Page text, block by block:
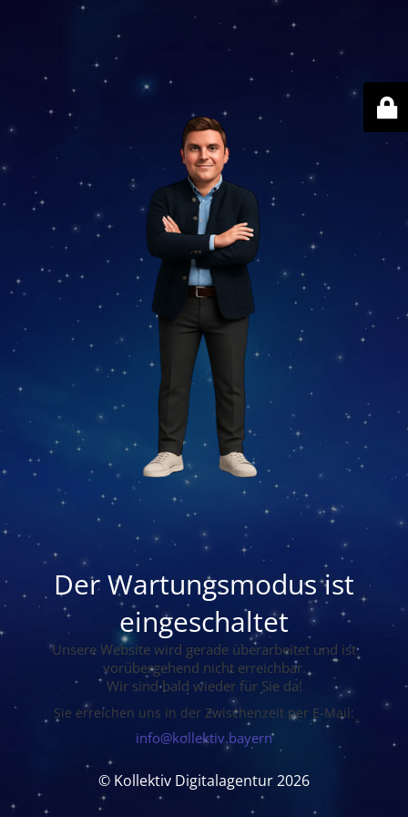
Der Wartungsmodus ist
eingeschaltet
Unsere Website wird gerade überarbeitet und ist
vorübergehend nicht erreichbar.
Wir sind bald wieder für Sie da!
Sie erreichen uns in der Zwischenzeit per E-Mail:
info@kollektiv.bayern
© Kollektiv Digitalagentur 2026